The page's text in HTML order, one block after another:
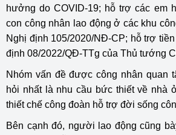
hưởng do COVID-19; hỗ trợ các em
con công nhân lao động ở các khu
Nghị định 105/2020/NĐ-CP; hỗ trợ
định 08/2022/QĐ-TTg của Thủ tướng
Nhóm vấn đề được công nhân quan
hỏi nhất là nhu cầu bức thiết về nhà
thiết chế công đoàn hỗ trợ đời sống
Bên cạnh đó, người lao động cũng